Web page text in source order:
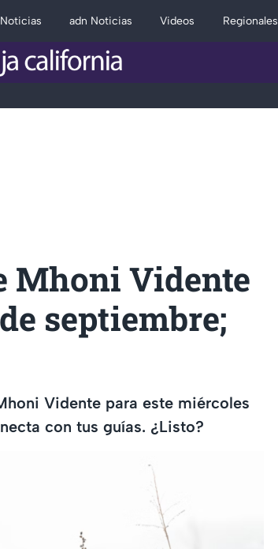
Noticias adn Noticias Videos Regionales
Mhoni Vidente
septiembre;
Vidente para este miércoles
con tus guías. ¿Listo?